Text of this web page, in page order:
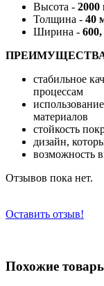
Высота -
Толщина - 40
Ширина -
ПРЕИМУЩЕСТВА
стабильное
процессам
материалов
стойкость
дизайн,
возможность
Отзывов пока нет.
Оставить отзыв!
Похожие